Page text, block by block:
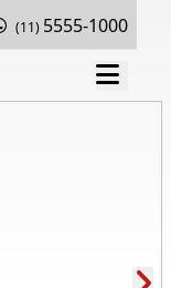
(11) 5555-1000